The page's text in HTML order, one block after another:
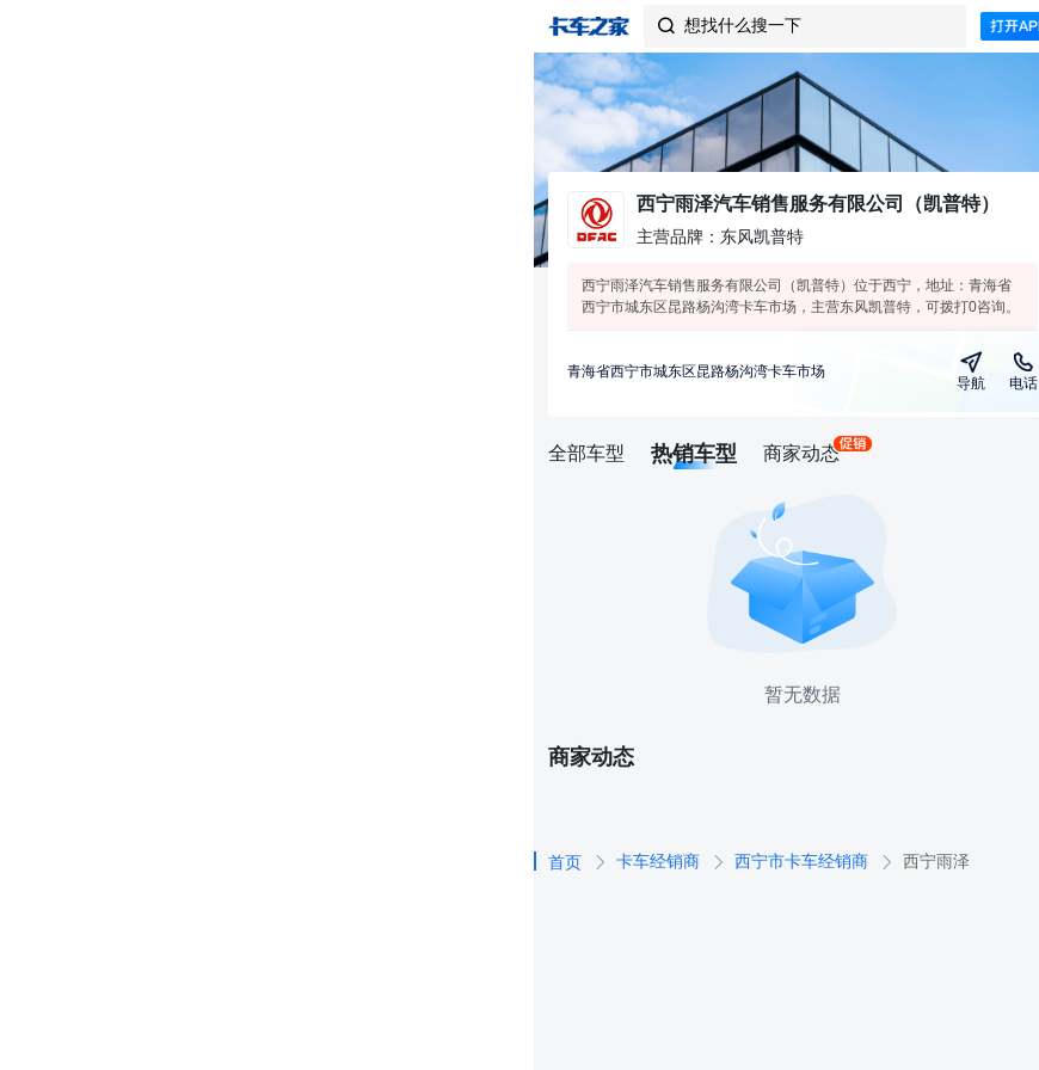
 想找什么搜一下
西宁雨泽汽车销售服务有限公司（凯普特）
主营品牌：东风凯普特
西宁雨泽汽车销售服务有限公司（凯普特）位于西宁，地址：青海省
西宁市城东区昆路杨沟湾卡车市场，主营东风凯普特，可拨打0咨询。
青海省西宁市城东区昆路杨沟湾卡车市场
导航 电话
全部车型 热销车型 商家动态
暂无数据
商家动态
首页 卡车经销商 西宁市卡车经销商 西宁雨泽